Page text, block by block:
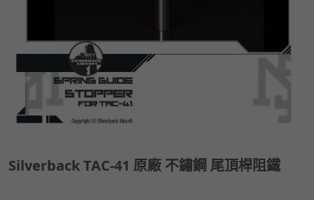
Silverback TAC-41 原廠 不鏽鋼 尾頂桿阻鐵